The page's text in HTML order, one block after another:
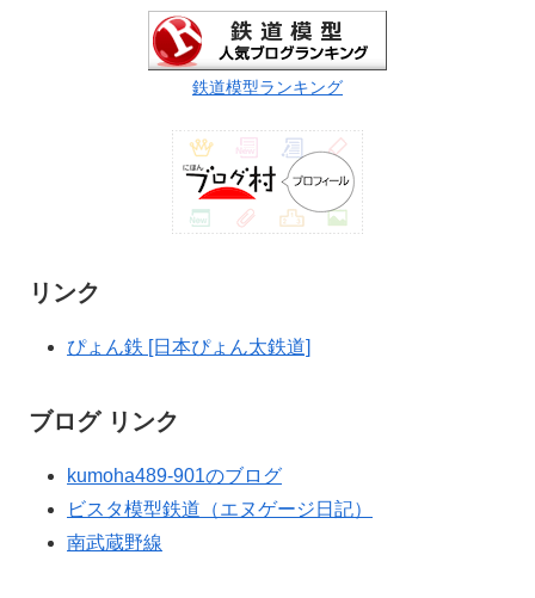
鉄道模型ランキング
リンク
ぴょん鉄 [日本ぴょん太鉄道]
ブログ リンク
kumoha489-901のブログ
ビスタ模型鉄道（エヌゲージ日記）
南武蔵野線